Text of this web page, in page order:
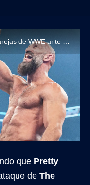
que Pretty
de The